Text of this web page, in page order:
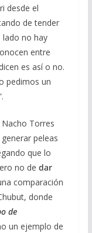
desde el
de tender
lado no hay
entre
es así o no.
pedimos un
Torres
peleas
que lo
no de dar
comparación
donde
de
un ejemplo de